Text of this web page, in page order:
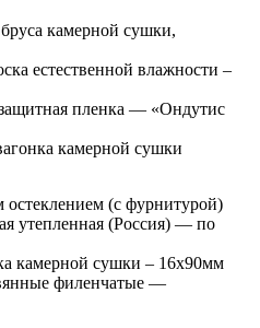
камерной сушки,
естественной влажности –
пленка — «Ондутис
камерной сушки
(с фурнитурой)
утепленная (Россия) — по
камерной сушки – 16х90мм
филенчатые —